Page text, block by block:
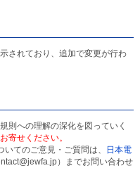
されており、追加で変更が行わ
則への理解の深化を図っていく
寄せください。
てのご意見・ご質問は、
日本電
）までお問い合わせ